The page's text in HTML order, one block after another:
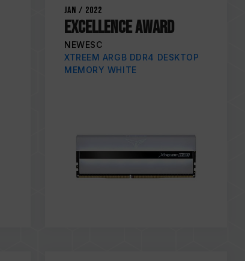
Jan / 2022
Excellence award
NEWESC
XTREEM ARGB DDR4 DESKTOP
MEMORY WHITE